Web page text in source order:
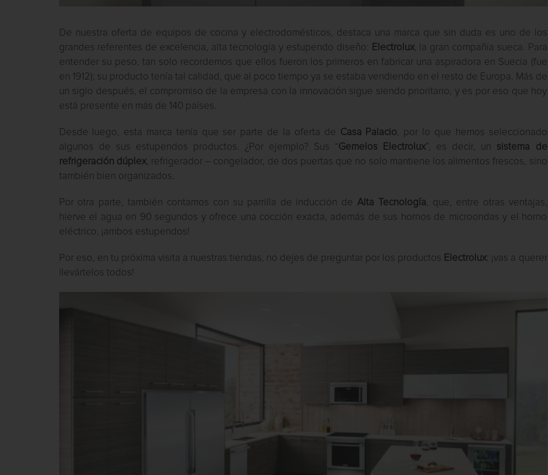
De nuestra oferta de equipos de cocina y electrodomésticos, destaca una marca que sin duda es uno de los
grandes referentes de excelencia, alta tecnología y estupendo diseño: Electrolux, la gran compañía sueca. Para
entender su peso, tan solo recordemos que ellos fueron los primeros en fabricar una aspiradora en Suecia (fue
en 1912); su producto tenía tal calidad, que al poco tiempo ya se estaba vendiendo en el resto de Europa. Más de
un siglo después, el compromiso de la empresa con la innovación sigue siendo prioritario, y es por eso que hoy
está presente en más de 140 países.
Desde luego, esta marca tenía que ser parte de la oferta de Casa Palacio, por lo que hemos seleccionado
algunos de sus estupendos productos. ¿Por ejemplo? Sus “Gemelos Electrolux ”, es decir, un sistema de
refrigeración dúplex, refrigerador – congelador, de dos puertas que no solo mantiene los alimentos frescos, sino
también bien organizados.
Por otra parte, también contamos con su parrilla de inducción deAlta Tecnología, que, entre otras ventajas,
hierve el agua en 90 segundos y ofrece una cocción exacta, además de sus hornos de microondas y el horno
eléctrico, ¡ambos estupendos!
Por eso, en tu próxima visita a nuestras tiendas, no dejes de preguntar por los productos Electrolux: ¡vas a querer
llevártelos todos!